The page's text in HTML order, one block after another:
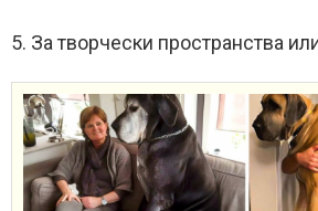
5. За творчески пространства